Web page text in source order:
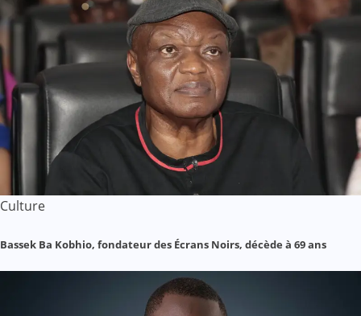
Culture
Bassek Ba Kobhio, fondateur des Écrans Noirs, décède à 69 ans